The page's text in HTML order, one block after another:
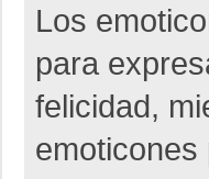
Los
para
felicidad,
emoticones